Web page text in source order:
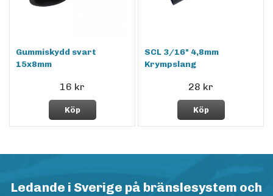
Gummiskydd svart
15x8mm
16 kr
Köp
SCL 3/16" 4,8mm
Krympslang
28 kr
Köp
Ledande i Sverige på bränslesystem och